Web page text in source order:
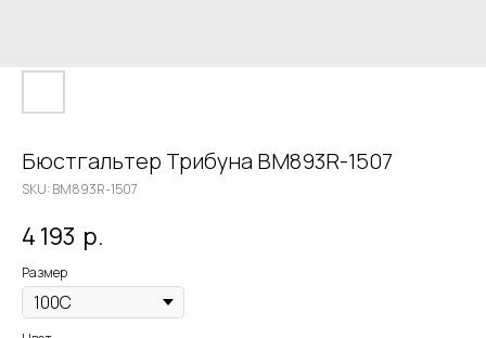
Бюстгальтер Трибуна BM893R-1507
SKU: BM893R-1507
4 193 р.
Размер